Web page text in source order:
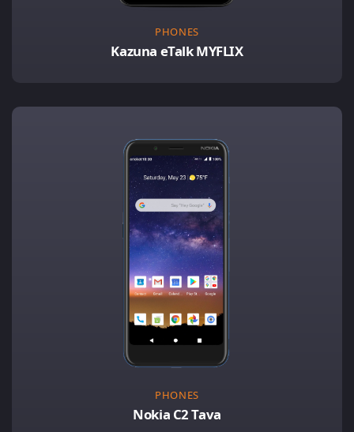
PHONES
Kazuna eTalk MYFLIX
PHONES
Nokia C2 Tava